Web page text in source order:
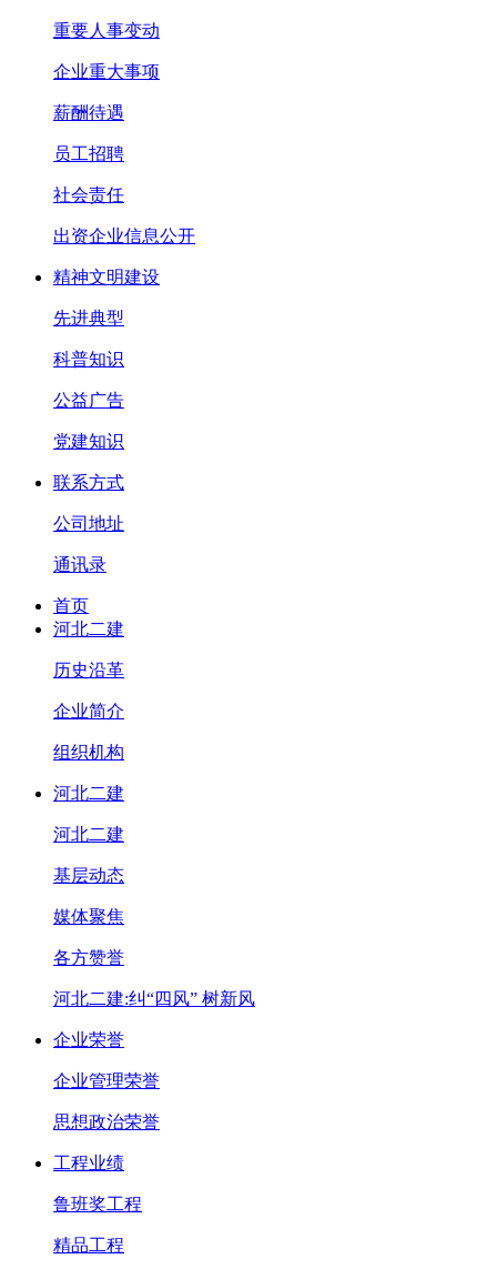
重要人事变动
企业重大事项
薪酬待遇
员工招聘
社会责任
出资企业信息公开
精神文明建设
先进典型
科普知识
公益广告
党建知识
联系方式
公司地址
通讯录
首页
河北二建
历史沿革
企业简介
组织机构
河北二建
河北二建
基层动态
媒体聚焦
各方赞誉
河北二建:纠“四风” 树新风
企业荣誉
企业管理荣誉
思想政治荣誉
工程业绩
鲁班奖工程
精品工程